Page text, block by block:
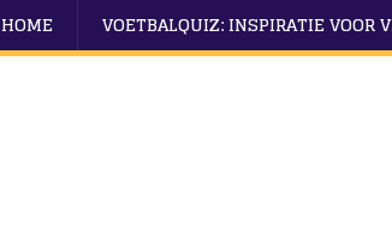
HOME VOETBALQUIZ: INSPIRATIE VOOR